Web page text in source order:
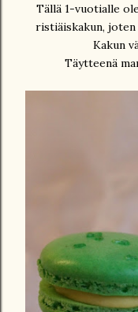
Tällä 1-vuotialle
ristiäiskakun, joten
Kakun
Täytteenä